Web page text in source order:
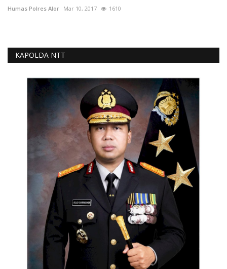
Humas Polres Alor Mar 10, 2017 1610
KAPOLDA NTT